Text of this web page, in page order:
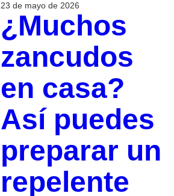
23 de mayo de 2026
¿Muchos
zancudos
en casa?
Así puedes
preparar un
repelente